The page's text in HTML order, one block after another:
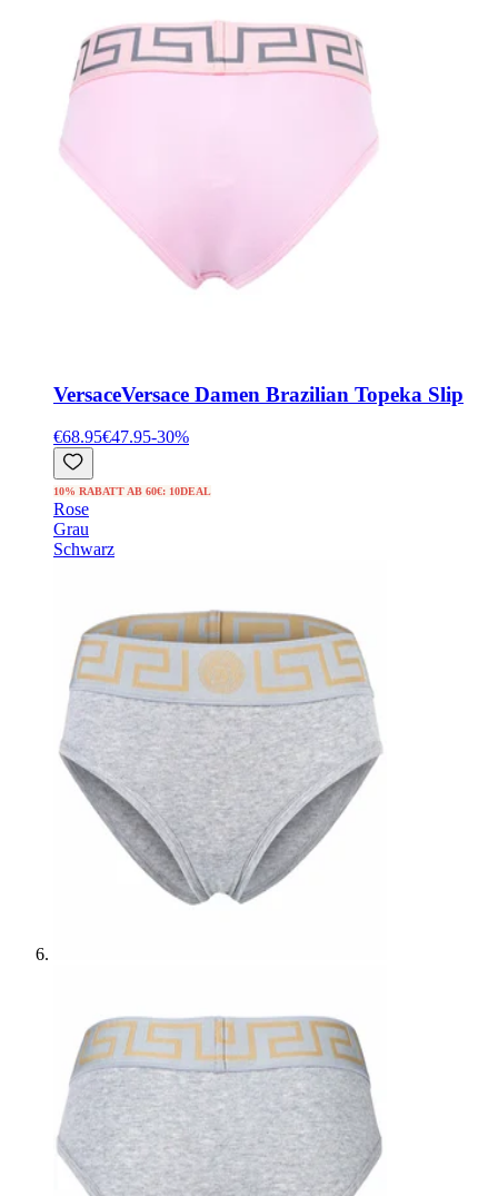
VersaceVersace Damen Brazilian Topeka Slip
€68.95€47.95-30%
10% RABATT AB 60€: 10DEAL
Rose
Grau
Schwarz